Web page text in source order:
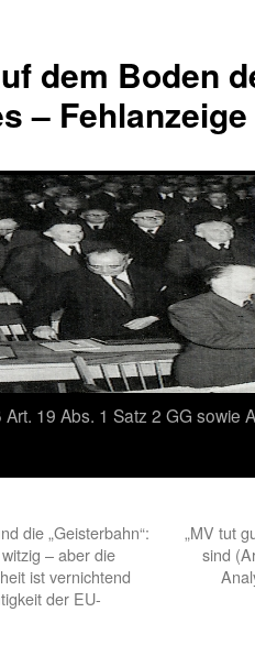
dem Boden
–
19 Abs. 1 Satz 2 GG sowie
die „Geisterbahn“:
– aber die
ist vernichtend
der EU-
„MV tut
sind